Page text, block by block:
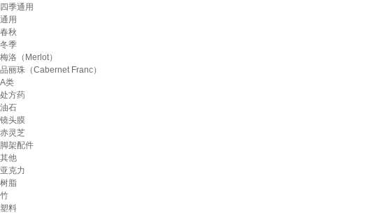
四季通用
通用
春秋
冬季
梅洛（Merlot）
品丽珠（Cabernet Franc）
A类
处方药
油石
镜头膜
赤灵芝
脚架配件
其他
亚克力
树脂
竹
塑料